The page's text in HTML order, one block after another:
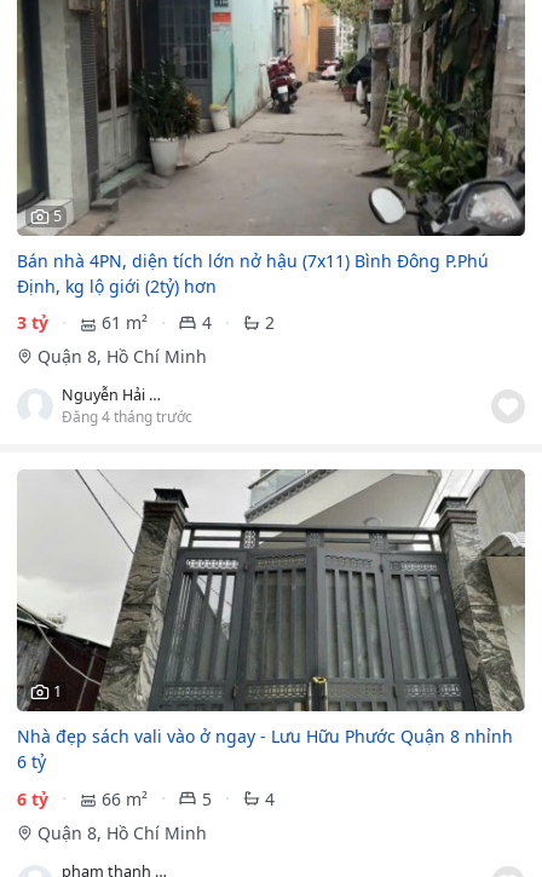
5
Bán nhà 4PN, diện tích lớn nở hậu (7x11) Bình Đông P.Phú
Định, kg lộ giới (2tỷ) hơn
3 tỷ
61 m² 4
2
Quận 8, Hồ Chí Minh
Nguyễn Hải Duy
Đăng 4 tháng trước
1
Nhà đẹp sách vali vào ở ngay - Lưu Hữu Phước Quận 8 nhỉnh
6 tỷ
6 tỷ
66 m² 5
4
Quận 8, Hồ Chí Minh
phạm thanh quyên